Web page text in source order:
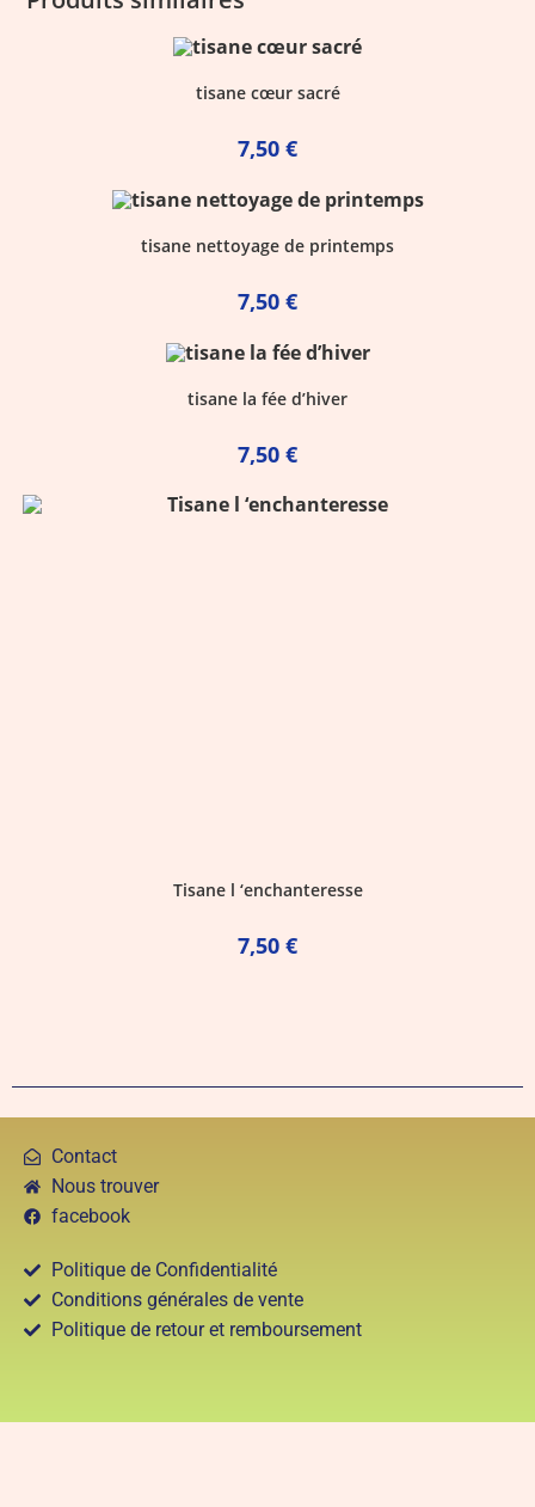
tisane cœur sacré
7,50 €
tisane nettoyage de printemps
7,50 €
tisane la fée d’hiver
7,50 €
Tisane l ‘enchanteresse
7,50 €
Contact
Nous trouver
facebook
Politique de Confidentialité
Conditions générales de vente
Politique de retour et remboursement